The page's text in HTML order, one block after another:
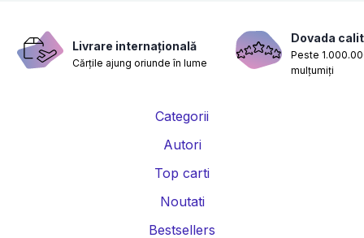
Livrare internațională
Cărțile ajung oriunde în lume
Dovada
Peste
mulțumiți
Categorii
Autori
Top carti
Noutati
Bestsellers